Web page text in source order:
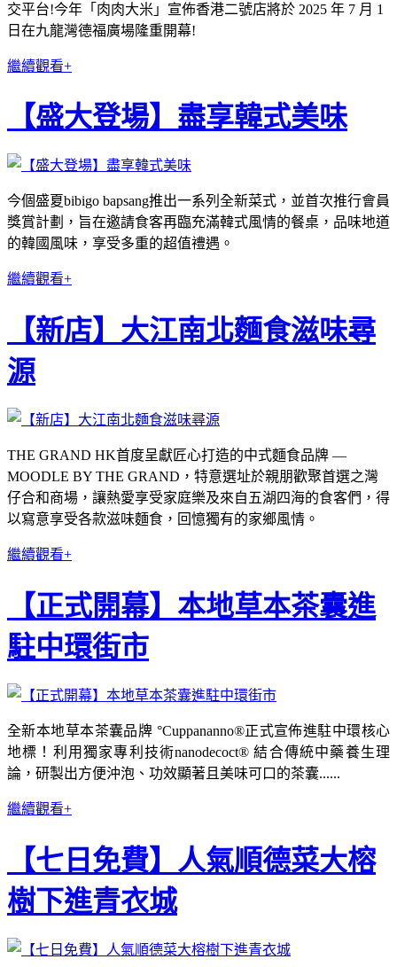
交平台!今年「肉肉大米」宣佈香港二號店將於 2025 年 7 月 1
日在九龍灣德福廣場隆重開幕!
繼續觀看+
【盛大登場】盡享韓式美味
今個盛夏bibigo bapsang推出一系列全新菜式，並首次推行會員
獎賞計劃，旨在邀請食客再臨充滿韓式風情的餐桌，品味地道
的韓國風味，享受多重的超值禮遇。
繼續觀看+
【新店】大江南北麵食滋味尋
源
THE GRAND HK首度呈獻匠心打造的中式麵食品牌 —
MOODLE BY THE GRAND，特意選址於親朋歡聚首選之灣
仔合和商場，讓熱愛享受家庭樂及來自五湖四海的食客們，得
以寫意享受各款滋味麵食，回憶獨有的家鄉風情。
繼續觀看+
【正式開幕】本地草本茶囊進
駐中環街市
全新本地草本茶囊品牌 °Cuppananno®正式宣佈進駐中環核心
地標！利用獨家專利技術nanodecoct® 結合傳統中藥養生理
論，研製出方便沖泡、功效顯著且美味可口的茶囊......
繼續觀看+
【七日免費】人氣順德菜大榕
樹下進青衣城